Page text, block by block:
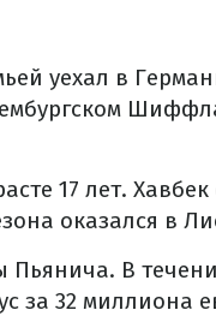
уехал в
17 лет. Хавбек
оказался в
Пьянича. В
за 32 миллиона